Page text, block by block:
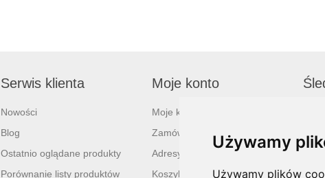
Używamy
Używamy plików
Serwis klienta
Nowości
Blog
Ostatnio oglądane produkty
Porównanie listy produktów
Moje konto
Moje konto
Zamówienia
Adresy
Koszyk